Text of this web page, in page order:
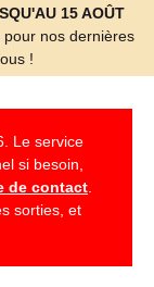
15 AOÛT
pour nos dernières
!
Le service
si besoin,
de contact
sorties, et